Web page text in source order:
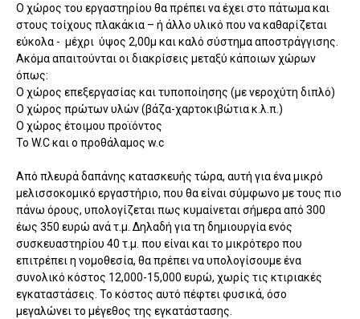
Ο χώρος του εργαστηρίου θα πρέπει να έχει στο πάτωμα και
στους τοίχους πλακάκια – ή άλλο υλικό που να καθαρίζεται
εύκολα - μέχρι ύψος 2,00μ και καλό σύστημα αποστράγγισης.
Ακόμα απαιτούνται οι διακρίσεις μεταξύ κάποιων χώρων
όπως:
Ο χώρος επεξεργασίας και τυποποίησης (με νεροχύτη διπλό)
Ο χώρος πρώτων υλών (βάζα-χαρτοκιβώτια κ.λ.π.)
Ο χώρος έτοιμου προϊόντος
Το W.C και ο προθάλαμος w.c
Από πλευρά δαπάνης κατασκευής τώρα, αυτή για ένα μικρό
μελισσοκομικό εργαστήριο, που θα είναι σύμφωνο με τους πιο
πάνω όρους, υπολογίζεται πως κυμαίνεται σήμερα από 300
έως 350 ευρώ ανά τ.μ. Δηλαδή για τη δημιουργία ενός
συσκευαστηρίου 40 τ.μ. που είναι και το μικρότερο που
επιτρέπει η νομοθεσία, θα πρέπει να υπολογίσουμε ένα
συνολικό κόστος 12,000-15,000 ευρώ, χωρίς τις κτιριακές
εγκαταστάσεις. Το κόστος αυτό πέφτει φυσικά, όσο
μεγαλώνει το μέγεθος της εγκατάστασης.